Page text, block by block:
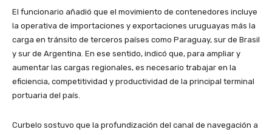
El funcionario añadió que el movimiento de contenedores incluye
la operativa de importaciones y exportaciones uruguayas más la
carga en tránsito de terceros países como Paraguay, sur de Brasil
y sur de Argentina. En ese sentido, indicó que, para ampliar y
aumentar las cargas regionales, es necesario trabajar en la
eficiencia, competitividad y productividad de la principal terminal
portuaria del país.
Curbelo sostuvo que la profundización del canal de navegación a